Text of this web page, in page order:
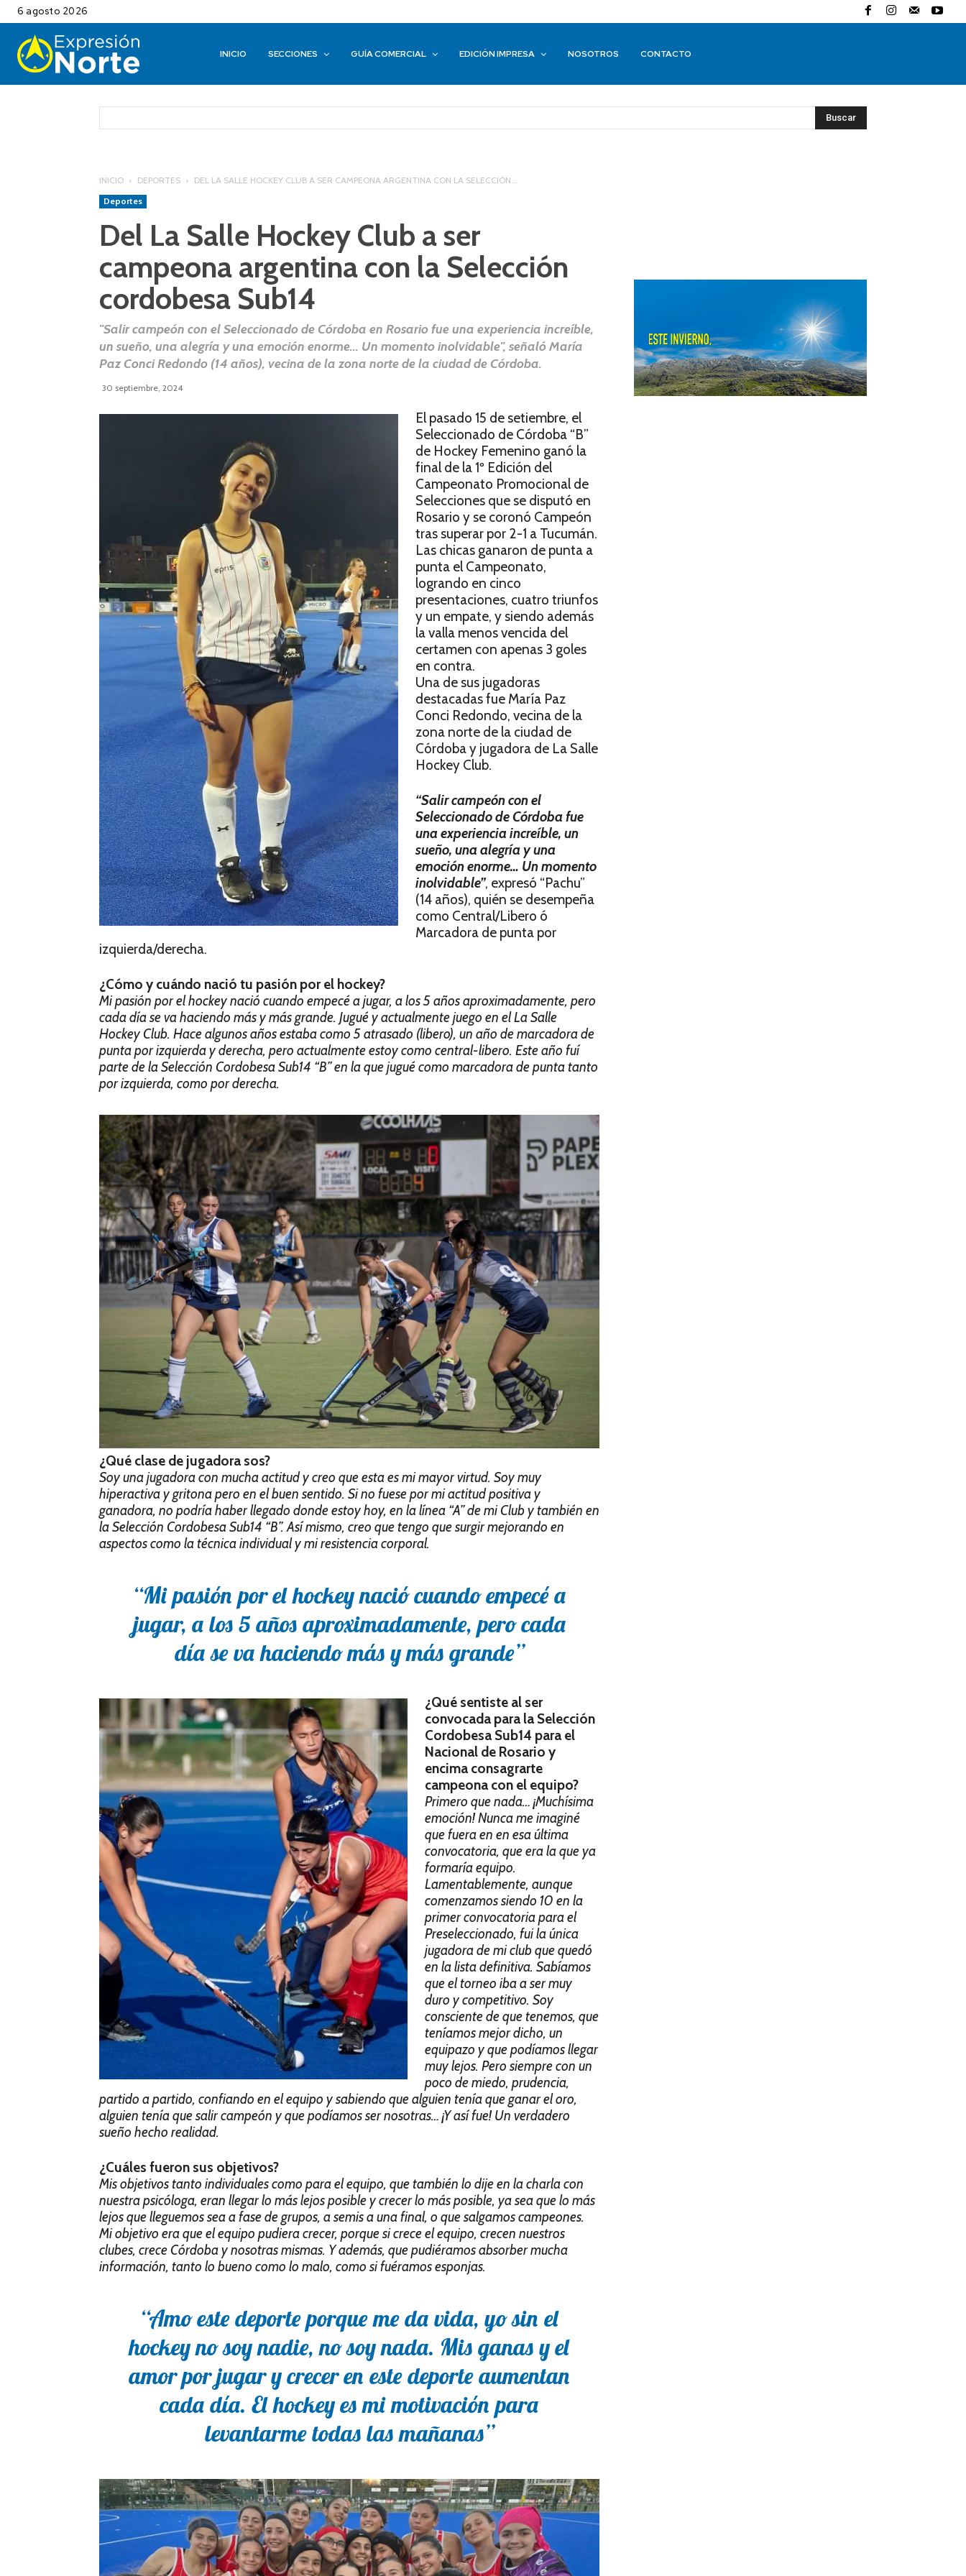
6 agosto 2026
INICIO SECCIONES GUÍA COMERCIAL EDICIÓN IMPRESA NOSOTROS CONTACTO
Buscar
INICIO DEPORTES
DEL LA SALLE HOCKEY CLUB A SER CAMPEONA ARGENTINA CON LA SELECCIÓN...
Deportes
Del La Salle Hockey Club a ser
campeona argentina con la Selección
cordobesa Sub14
"Salir campeón con el Seleccionado de Córdoba en Rosario fue una experiencia increíble,
un sueño, una alegría y una emoción enorme... Un momento inolvidable", señaló María
Paz Conci Redondo (14 años), vecina de la zona norte de la ciudad de Córdoba.
30 septiembre, 2024
El pasado 15 de setiembre, el
Seleccionado de Córdoba “B”
de Hockey Femenino ganó la
final de la 1º Edición del
Campeonato Promocional de
Selecciones que se disputó en
Rosario y se coronó Campeón
tras superar por 2-1 a Tucumán.
Las chicas ganaron de punta a
punta el Campeonato,
logrando en cinco
presentaciones, cuatro triunfos
y un empate, y siendo además
la valla menos vencida del
certamen con apenas 3 goles
en contra.
Una de sus jugadoras
destacadas fue María Paz
Conci Redondo, vecina de la
zona norte de la ciudad de
Córdoba y jugadora de La Salle
Hockey Club.
“Salir campeón con el
Seleccionado de Córdoba fue
una experiencia increíble, un
sueño, una alegría y una
emoción enorme… Un momento
inolvidable”, expresó “Pachu”
(14 años), quién se desempeña
como Central/Libero ó
Marcadora de punta por
izquierda/derecha.
¿Cómo y cuándo nació tu pasión por el hockey?
Mi pasión por el hockey nació cuando empecé a jugar, a los 5 años aproximadamente, pero
cada día se va haciendo más y más grande. Jugué y actualmente juego en el La Salle
Hockey Club. Hace algunos años estaba como 5 atrasado (libero), un año de marcadora de
punta por izquierda y derecha, pero actualmente estoy como central-libero. Este año fuí
parte de la Selección Cordobesa Sub14 “B” en la que jugué como marcadora de punta tanto
por izquierda, como por derecha.
¿Qué clase de jugadora sos?
Soy una jugadora con mucha actitud y creo que esta es mi mayor virtud. Soy muy
hiperactiva y gritona pero en el buen sentido. Si no fuese por mi actitud positiva y
ganadora, no podría haber llegado donde estoy hoy, en la línea “A” de mi Club y también en
la Selección Cordobesa Sub14 “B”. Así mismo, creo que tengo que surgir mejorando en
aspectos como la técnica individual y mi resistencia corporal.
“Mi pasión por el hockey nació cuando empecé a
jugar, a los 5 años aproximadamente, pero cada
día se va haciendo más y más grande”
¿Qué sentiste al ser
convocada para la Selección
Cordobesa Sub14 para el
Nacional de Rosario y
encima consagrarte
campeona con el equipo?
Primero que nada… ¡Muchísima
emoción! Nunca me imaginé
que fuera en en esa última
convocatoria, que era la que ya
formaría equipo.
Lamentablemente, aunque
comenzamos siendo 10 en la
primer convocatoria para el
Preseleccionado, fui la única
jugadora de mi club que quedó
en la lista definitiva. Sabíamos
que el torneo iba a ser muy
duro y competitivo. Soy
consciente de que tenemos, que
teníamos mejor dicho, un
equipazo y que podíamos llegar
muy lejos. Pero siempre con un
poco de miedo, prudencia,
partido a partido, confiando en el equipo y sabiendo que alguien tenía que ganar el oro,
alguien tenía que salir campeón y que podíamos ser nosotras… ¡Y así fue! Un verdadero
sueño hecho realidad.
¿Cuáles fueron sus objetivos?
Mis objetivos tanto individuales como para el equipo, que también lo dije en la charla con
nuestra psicóloga, eran llegar lo más lejos posible y crecer lo más posible, ya sea que lo más
lejos que lleguemos sea a fase de grupos, a semis a una final, o que salgamos campeones.
Mi objetivo era que el equipo pudiera crecer, porque si crece el equipo, crecen nuestros
clubes, crece Córdoba y nosotras mismas. Y además, que pudiéramos absorber mucha
información, tanto lo bueno como lo malo, como si fuéramos esponjas.
“Amo este deporte porque me da vida, yo sin el
hockey no soy nadie, no soy nada. Mis ganas y el
amor por jugar y crecer en este deporte aumentan
cada día. El hockey es mi motivación para
levantarme todas las mañanas”